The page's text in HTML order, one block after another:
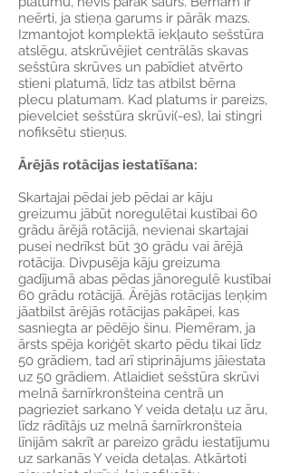
neērti, ja stieņa garums ir pārāk mazs.
Izmantojot komplektā iekļauto sešstūra
atslēgu, atskrūvējiet centrālās skavas
sešstūra skrūves un pabīdiet atvērto
stieni platumā, līdz tas atbilst bērna
plecu platumam. Kad platums ir pareizs,
pievelciet sešstūra skrūvi(-es), lai stingri
nofiksētu stieņus.
Ārējās rotācijas iestatīšana:
Skartajai pēdai jeb pēdai ar kāju
greizumu jābūt noregulētai kustībai 60
grādu ārējā rotācijā, nevienai skartajai
pusei nedrīkst būt 30 grādu vai ārējā
rotācija. Divpusēja kāju greizuma
gadījumā abas pēdas jānoregulē kustībai
60 grādu rotācijā. Ārējās rotācijas leņķim
jāatbilst ārējās rotācijas pakāpei, kas
sasniegta ar pēdējo šinu. Piemēram, ja
ārsts spēja koriģēt skarto pēdu tikai līdz
50 grādiem, tad arī stiprinājums jāiestata
uz 50 grādiem. Atlaidiet sešstūra skrūvi
melnā šarnīrkronšteina centrā un
pagrieziet sarkano Y veida detaļu uz āru,
līdz rādītājs uz melnā šarnīrkronšteia
līnijām sakrīt ar pareizo grādu iestatījumu
uz sarkanās Y veida detaļas. Atkārtoti